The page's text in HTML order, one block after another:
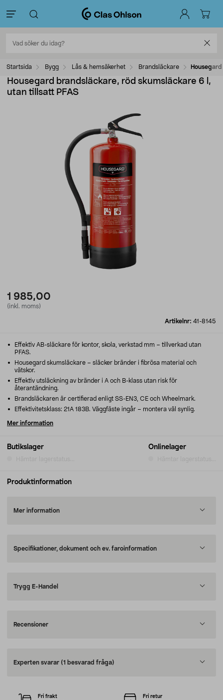
Startsida Bygg Lås & hemsäkerhet Brandsläckare
Housegard brandsläckare, röd skumsläckare 6 l,
utan tillsatt PFAS
1 985,00
(inkl. moms)
Artikelnr: 41-8145
Butikslager Onlinelager
Effektiv AB-släckare för kontor, skola, verkstad mm – tillverkad utan
PFAS.
Housegard skumsläckare – släcker bränder i fibrösa material och
vätskor.
Effektiv utsläckning av bränder i A och B-klass utan risk för
återantändning.
Brandsläckaren är certifierad enligt SS-EN3, CE och Wheelmark.
Effektivitetsklass: 21A 183B. Väggfäste ingår – montera väl synlig.
Mer information
Produktinformation
Mer information
Specifikationer, dokument och ev. faroinformation
Trygg E-Handel
Recensioner
Experten svarar (1 besvarad fråga)
Fri frakt Fri retur